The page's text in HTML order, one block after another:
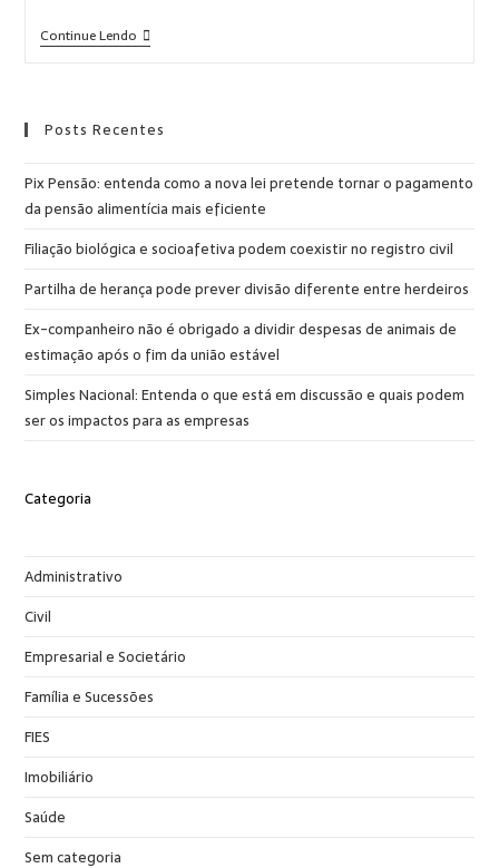
Continue Lendo
Posts Recentes
Pix Pensão: entenda como a nova lei pretende tornar o pagamento
da pensão alimentícia mais eficiente
Filiação biológica e socioafetiva podem coexistir no registro civil
Partilha de herança pode prever divisão diferente entre herdeiros
Ex-companheiro não é obrigado a dividir despesas de animais de
estimação após o fim da união estável
Simples Nacional: Entenda o que está em discussão e quais podem
ser os impactos para as empresas
Categoria
Administrativo
Civil
Empresarial e Societário
Família e Sucessões
FIES
Imobiliário
Saúde
Sem categoria